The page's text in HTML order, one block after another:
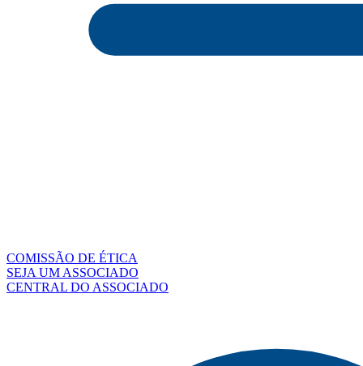
COMISSÃO DE ÉTICA
SEJA UM ASSOCIADO
CENTRAL DO ASSOCIADO